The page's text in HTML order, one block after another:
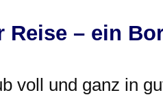
Reise – ein
voll und ganz in